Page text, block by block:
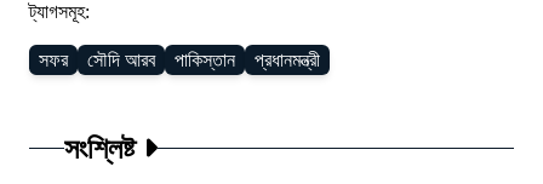
ট্যাগসমূহ:
সফর সৌদি আরব পাকিস্তান প্রধানমন্ত্রী
সংশ্লিষ্ট